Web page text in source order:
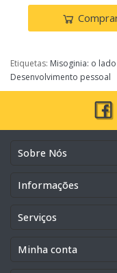
Etiquetas: Misoginia: o
Desenvolvimento pessoal
Sobre Nós
Informações
Serviços
Minha conta